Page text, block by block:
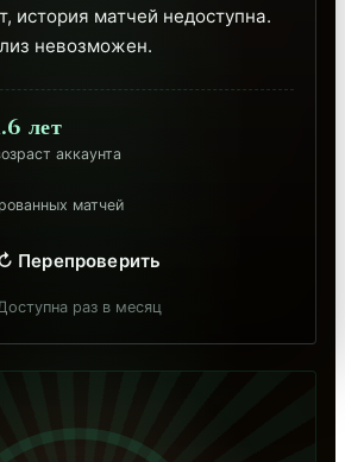
история матчей недоступна.
невозможен.
лет
аккаунта
матчей
Перепроверить
раз в месяц